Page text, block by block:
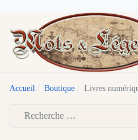
Accueil Boutique Livres